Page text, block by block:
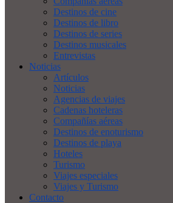
Destinos de cine
Destinos de libro
Destinos de series
Destinos musicales
Entrevistas
Noticias
Artículos
Noticias
Agencias de viajes
Cadenas hoteleras
Compañías aéreas
Destinos de enoturismo
Destinos de playa
Hoteles
Turismo
Viajes especiales
Viajes y Turismo
Contacto